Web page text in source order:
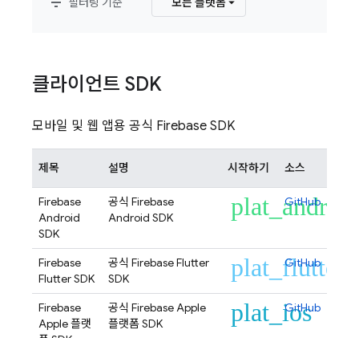
클라이언트 SDK
모바일 및 웹 앱용 공식 Firebase SDK
제목 설명 시작하기 소스
Firebase
Android
SDK
공식 Firebase
Android SDK
GitHub
Firebase
Flutter SDK
공식 Firebase Flutter
SDK
plat_flutter
GitHub
Firebase
Apple 플랫
공식 Firebase Apple
플랫폼 SDK
plat_ios
GitHub